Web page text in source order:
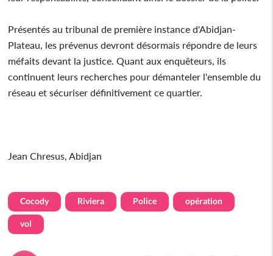
Présentés au tribunal de première instance d'Abidjan-
Plateau, les prévenus devront désormais répondre de leurs
méfaits devant la justice. Quant aux enquêteurs, ils
continuent leurs recherches pour démanteler l'ensemble du
réseau et sécuriser définitivement ce quartier.
Jean Chresus, Abidjan
Cocody Riviera Police opération
vol